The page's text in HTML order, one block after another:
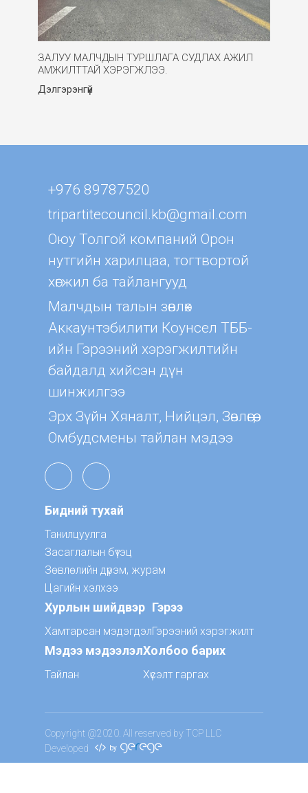
ЗАЛУУ МАЛЧДЫН ТУРШЛАГА СУДЛАХ АЖИЛ
АМЖИЛТТАЙ ХЭРЭГЖЛЭЭ.
Дэлгэрэнгүй
+976 89787520
tripartitecouncil.kb@gmail.com
Оюу Толгой компаний Орон
нутгийн харилцаа, тогтвортой
хөгжил ба тайлангууд
Малчдын талын зөвлөх
Aккаунтэбилити Коунсел ТББ-
ийн Гэрээний хэрэгжилтийн
байдалд хийсэн дүн
шинжилгээ
Эрх Зүйн Хяналт, Нийцэл, Зөвлөгөө,
Омбудсмены тайлан мэдээ
Бидний тухай
Танилцуулга
Засаглалын бүтэц
Зөвлөлийн дүрэм, журам
Цагийн хэлхээ
Хурлын шийдвэр
Хамтарсан мэдэгдэл
Гэрээ
Гэрээний хэрэгжилт
Мэдээ мэдээлэл
Тайлан
Холбоо барих
Хүсэлт гаргах
Copyright @2020. All reserved by TCP LLC
Developed
by